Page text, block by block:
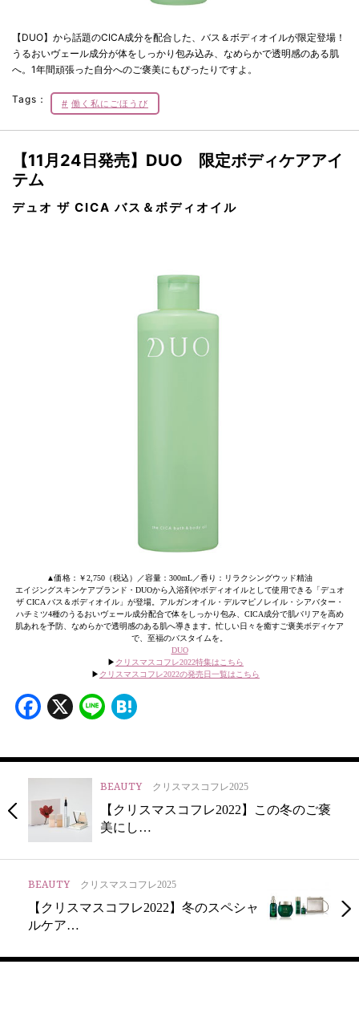
【DUO】から話題のCICA成分を配合した、バス＆ボディオイルが限定登場！
うるおいヴェール成分が体をしっかり包み込み、なめらかで透明感のある肌
へ。1年間頑張った自分へのご褒美にもぴったりですよ。
Tags： 働く私にごほうび
【11月24日発売】DUO 限定ボディケアアイ
テム
デュオ ザ CICA バス＆ボディオイル
▲価格：￥2,750（税込）／容量：300mL／香り：リラクシングウッド精油
エイジングスキンケアブランド・DUOから入浴剤やボディオイルとして使用できる「デュオ
ザ CICA バス＆ボディオイル」が登場。アルガンオイル・デルマピノレイル・シアバター・
ハチミツ4種のうるおいヴェール成分配合で体をしっかり包み、CICA成分で肌バリアを⾼め
肌あれを予防、なめらかで透明感のある肌へ導きます。忙しい⽇々を癒すご褒美ボディケア
で、⾄福のバスタイムを。
DUO
▶︎ クリスマスコフレ2022特集はこちら
▶︎ クリスマスコフレ2022の発売日一覧はこちら
Facebook
X Line
BEAUTY クリスマスコフレ2025
【クリスマスコフレ2022】この冬のご褒
美にし…
BEAUTY クリスマスコフレ2025
【クリスマスコフレ2022】冬のスペシャ
ルケア…